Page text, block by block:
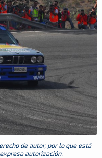
de autor, por lo que está
autorización.